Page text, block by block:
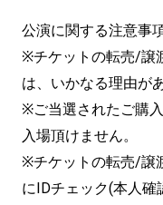
公演に関する注意事
※チケットの転売/譲
は、いかなる理由が
※ご当選されたご購
入場頂けません。
※チケットの転売/譲
にIDチェック(本人確